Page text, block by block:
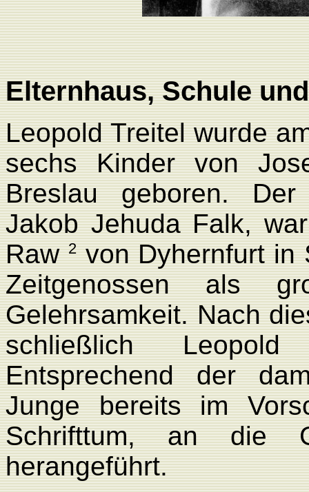
Elternhaus, Schule
Leopold Treitel wurde
sechs Kinder von
Breslau geboren. Der
Jakob Jehuda Falk,
Raw2von Dyhernfurt in
Zeitgenossen als
Gelehrsamkeit. Nach
schließlich
Entsprechend der
Junge bereits im
Schrifttum, an die
herangeführt.